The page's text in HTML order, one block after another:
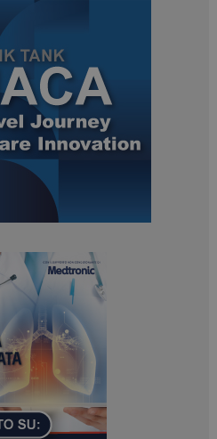
Microsoft Corporation
.www.dailyhealthindustry.it